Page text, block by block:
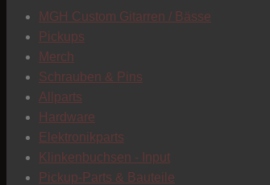
MGH Custom Gitarren / Bässe
Pickups
Merch
Schrauben & Pins
Allparts
Hardware
Elektronikparts
Klinkenbuchsen - Input
Pickup-Parts & Bauteile